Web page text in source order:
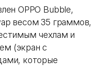
OPPO Bubble,
весом 35 граммов,
чехлам и
(экран с
которые